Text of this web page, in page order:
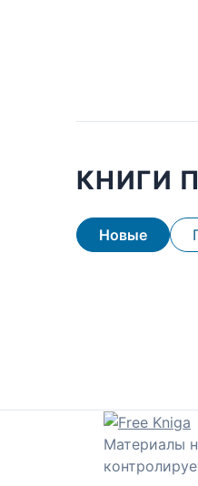
КНИГИ
Новые
Материалы